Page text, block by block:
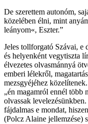
De szerettem autonóm,
közelében élni, mint
leányom«, Eszter.”
Jeles tollforgató Szávai, e
és helyenként vegytiszta
élvezetes olvasmánnyá
emberi lélekről,
mezsgyéjéhez
„én magamról ennél több
olvassak
fájdalmas e mondat,
(Polcz Alaine jellemzése)